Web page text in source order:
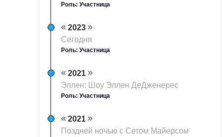
Роль: Участница
2023
Сегодня
Роль: Участница
2021
Эллен: Шоу Эллен ДеДженерес
Роль: Участница
2021
Поздней ночью с Сетом Майерсом